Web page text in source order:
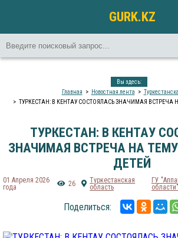
GURK.KZ
Вы здесь:
Главная
Новостная лента
ТУРКЕСТАН: В КЕНТАУ СОСТОЯЛАСЬ ЗНАЧИМАЯ ВСТРЕЧА
ТУРКЕСТАН: В КЕНТАУ
ЗНАЧИМАЯ ВСТРЕЧА НА
ДЕТЕЙ
01 Апреля 2026
года
26
Туркестанская
область
ГУ
области"
Поделиться: